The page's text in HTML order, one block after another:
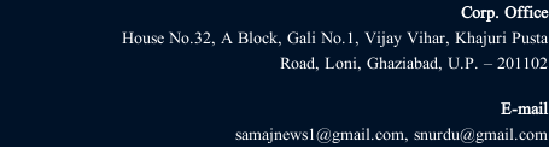
Corp. Office
House No.32, A Block, Gali No.1, Vijay Vihar, Khajuri Pusta
Road, Loni, Ghaziabad, U.P. – 201102
E-mail
samajnews1@gmail.com, snurdu@gmail.com